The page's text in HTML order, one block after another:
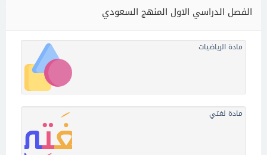
الفصل الدراسي الاول المنهج السعودي
مادة الرياضيات
مادة لغتي